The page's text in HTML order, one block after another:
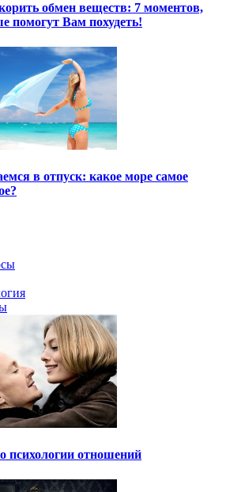
обмен веществ: 7 моментов,
помогут Вам похудеть!
в отпуск: какое море самое
психологии отношений